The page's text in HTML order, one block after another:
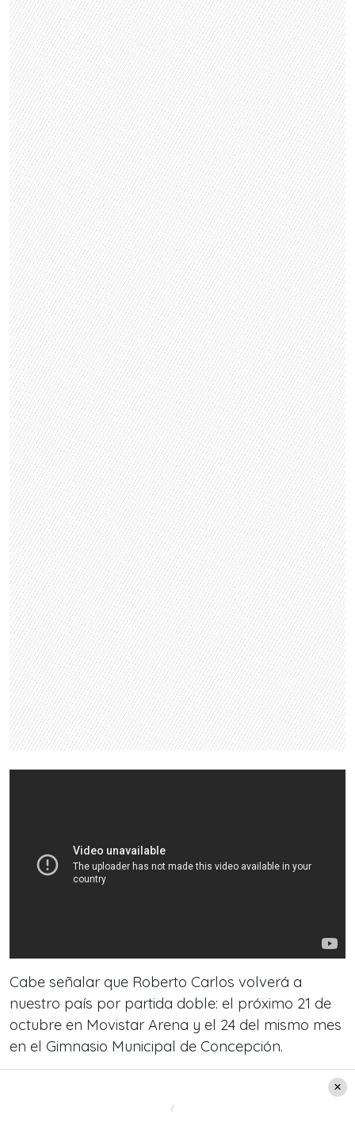
Cabe señalar que Roberto Carlos volverá a
nuestro país por partida doble: el próximo 21 de
octubre en Movistar Arena y el 24 del mismo mes
en el Gimnasio Municipal de Concepción.